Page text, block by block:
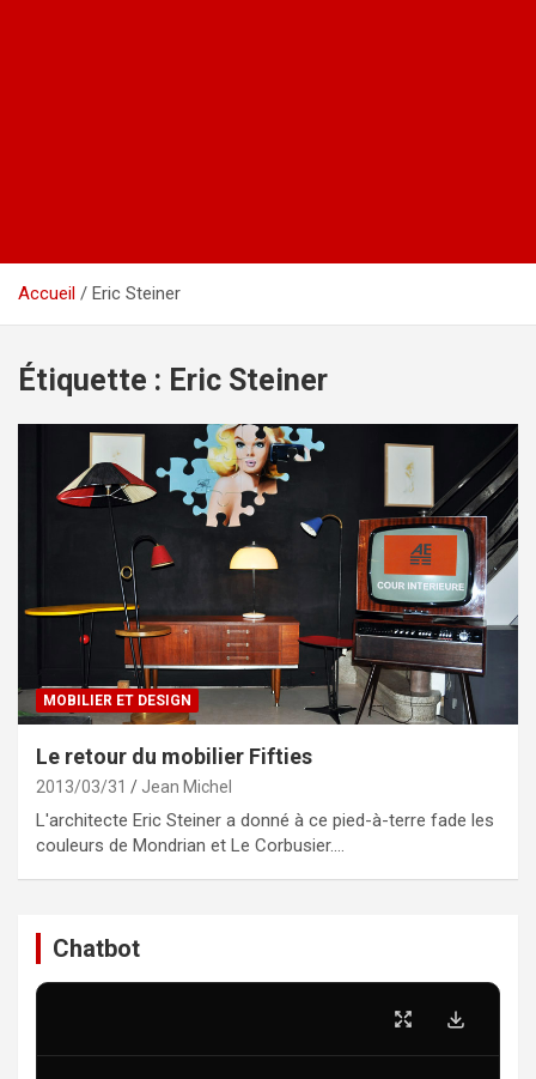
Accueil Eric Steiner
Étiquette : Eric Steiner
MOBILIER ET DESIGN
Le retour du mobilier Fifties
2013/03/31 Jean Michel
L'architecte Eric Steiner a donné à ce pied-à-terre fade les
couleurs de Mondrian et Le Corbusier.…
Chatbot